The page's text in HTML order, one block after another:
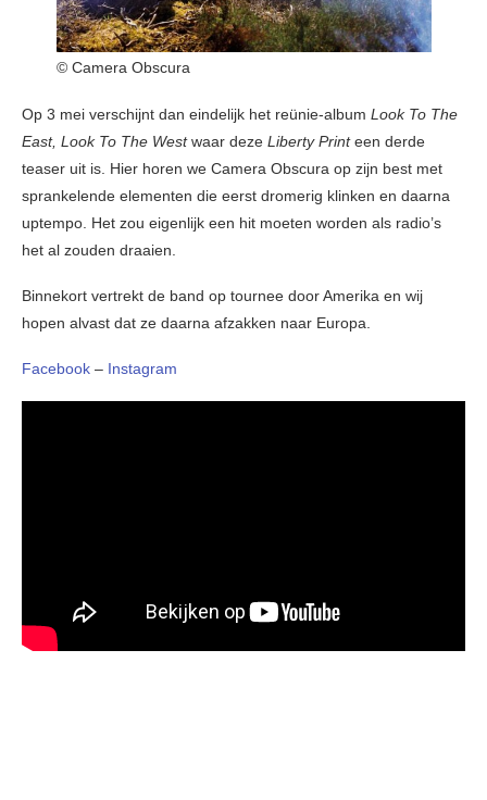
© Camera Obscura
Op 3 mei verschijnt dan eindelijk het reünie-album Look To The
East, Look To The Westwaar deze Liberty Printeen derde
teaser uit is. Hier horen we Camera Obscura op zijn best met
sprankelende elementen die eerst dromerig klinken en daarna
uptempo. Het zou eigenlijk een hit moeten worden als radio’s
het al zouden draaien.
Binnekort vertrekt de band op tournee door Amerika en wij
hopen alvast dat ze daarna afzakken naar Europa.
Facebook – Instagram